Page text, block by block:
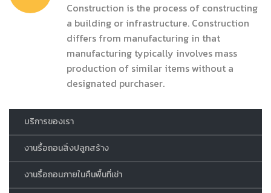
Construction is the process of constructing
a building or infrastructure. Construction
differs from manufacturing in that
manufacturing typically involves mass
production of similar items without a
designated purchaser.
บริการของเรา
งานรื้อถอนสิ่งปลูกสร้าง
งานรื้อถอนภายในคืนพื้นที่เช่า